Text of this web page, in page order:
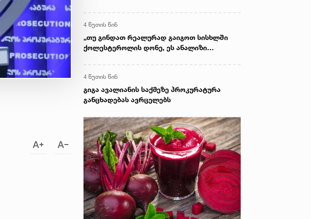
4 წუთის წინ
„თუ გინდათ რეალურად გაიგოთ სისხლში
ქოლესტეროლის დონე, ეს ანალიზი
4 წუთის წინ
გიგა ავალიანის საქმეზე პროკურატურა
განცხადებას ავრცელებს